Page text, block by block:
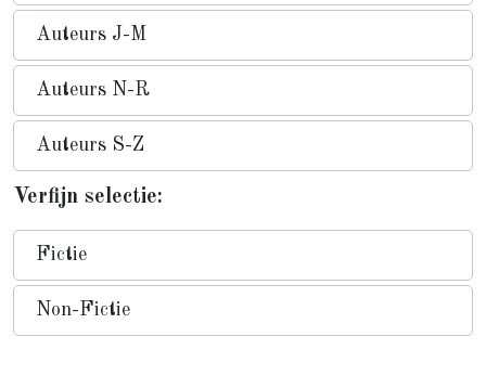
Auteurs J-M
Auteurs N-R
Auteurs S-Z
Verfijn selectie:
Fictie
Non-Fictie